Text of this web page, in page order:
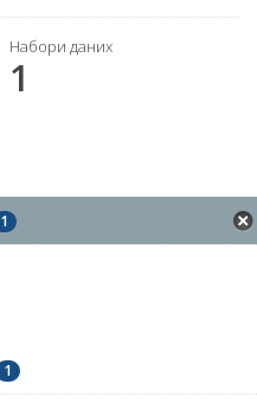
Набори даних
1
1
1